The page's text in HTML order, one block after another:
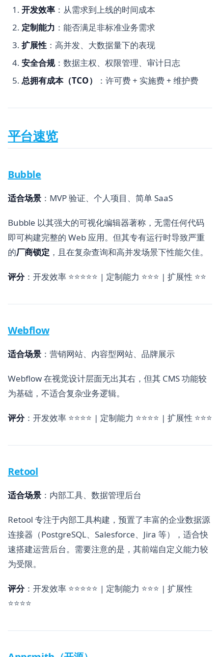
开发效率 ：从需求到上线的时间成本
定制能力 ：能否满足非标准业务需求
扩展性 ：高并发、大数据量下的表现
安全合规：数据主权、权限管理、审计日志
总拥有成本（TCO）
：许可费 + 实施费 + 维护费
平台速览
Bubble
适合场景 ：MVP 验证、个人项目、简单 SaaS
Bubble 以其强大的可视化编辑器著称，无需任何代码
即可构建完整的 Web 应用。但其专有运行时导致严重
的厂商锁定 ，且在复杂查询和高并发场景下性能欠佳。
评分 ：开发效率 ⭐⭐⭐⭐⭐ | 定制能力 ⭐⭐⭐ | 扩展性 ⭐⭐
Webflow
适合场景 ：营销网站、内容型网站、品牌展示
Webflow 在视觉设计层面无出其右，但其 CMS 功能较
为基础，不适合复杂业务逻辑。
评分 ：开发效率 ⭐⭐⭐⭐ | 定制能力 ⭐⭐⭐⭐ | 扩展性 ⭐⭐⭐
Retool
适合场景 ：内部工具、数据管理后台
Retool 专注于内部工具构建，预置了丰富的企业数据源
连接器（PostgreSQL、Salesforce、Jira 等），适合快
速搭建运营后台。需要注意的是，其前端自定义能力较
为受限。
评分 ：开发效率 ⭐⭐⭐⭐⭐ | 定制能力 ⭐⭐⭐ | 扩展性
⭐⭐⭐⭐